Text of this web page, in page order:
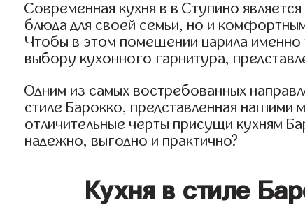
Современная кухня в в Ступино
блюда для своей семьи, но и
Чтобы в этом помещении царила именно
выбору кухонного гарнитура,
Одним из самых востребованных
стиле Барокко, представленная нашими
отличительные черты присущи кухням
надежно, выгодно и практично?
Кухня в стиле